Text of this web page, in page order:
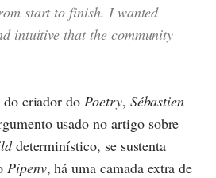
start to finish. I wanted
intuitive that the community
do criador doPoetry, Sébastien
usado no artigo sobre
determinístico, se sustenta
Pipenv, há uma camada extra de